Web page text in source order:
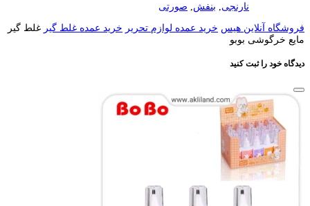
نارنجی بنفش صورتی
فروشگاه آنلاین هیس خرید عمده لوازم تحریر خرید عمده غلط گیر غلط گیر
مایع خرگوشی بوبو
دیدگاه خود را ثبت کنید